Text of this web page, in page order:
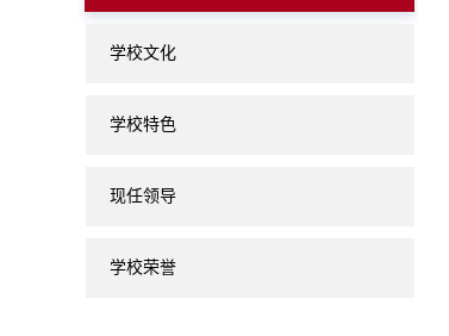
学校文化
学校特色
现任领导
学校荣誉